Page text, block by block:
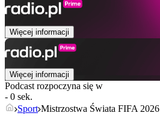
Więcej informacji
Więcej informacji
Podcast rozpoczyna się w
- 0 sek.
Sport Mistrzostwa Świata FIFA 2026